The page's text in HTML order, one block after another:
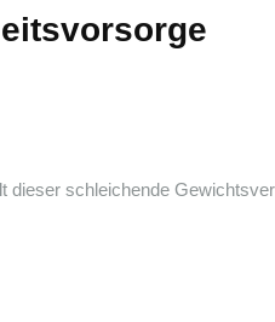
dieser schleichende